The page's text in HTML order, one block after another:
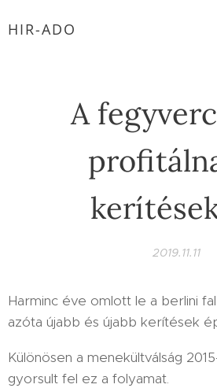
HIR-ADO
A
2019.11.11
Harminc éve omlott le a berlini
azóta újabb és újabb kerítések
Különösen a menekültválság
gyorsult fel ez a folyamat.